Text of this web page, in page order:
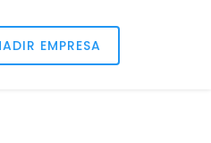
EMPRESA